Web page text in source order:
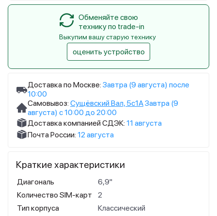
Доставка по Москве: Завтра (9 августа) после
10:00
Самовывоз: Сущёвский Вал, 5с1АЗавтра (9
августа) с 10:00 до 20:00
Доставка компанией СДЭК: 11 августа
Почта России: 12 августа
Краткие характеристики
Диагональ
6,9"
Количество SIM-карт
2
Тип корпуса
Классический
Обменяйте свою
технику по trade-in
Выкупим вашу старую технику
оценить устройство